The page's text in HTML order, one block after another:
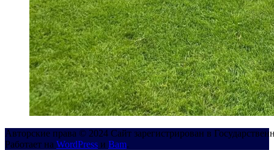
Авторские права © 2024 Сайт зарегистрирован в
Работает на WordPress и Bam.